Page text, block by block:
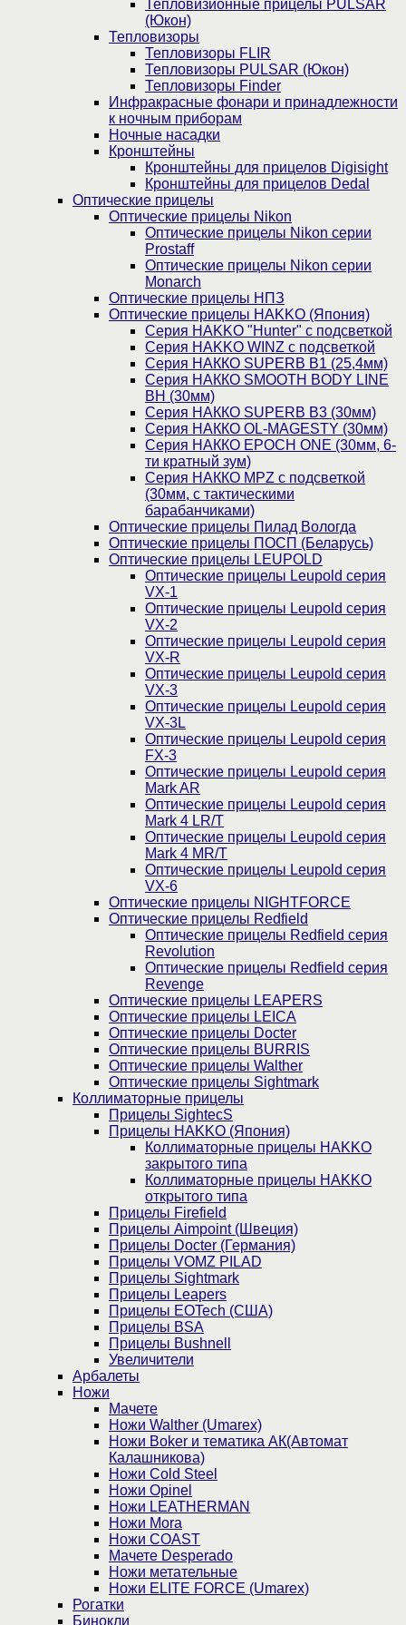
Тепловизионные прицелы PULSAR
(Юкон)
Тепловизоры
Тепловизоры FLIR
Тепловизоры PULSAR (Юкон)
Тепловизоры Finder
Инфракрасные фонари и принадлежности
к ночным приборам
Ночные насадки
Кронштейны
Кронштейны для прицелов Digisight
Кронштейны для прицелов Dedal
Оптические прицелы
Оптические прицелы Nikon
Оптические прицелы Nikon серии
Prostaff
Оптические прицелы Nikon серии
Monarch
Оптические прицелы НПЗ
Оптические прицелы HAKKO (Япония)
Cерия HAKKO "Hunter" с подсветкой
Серия НAKKO WINZ с подсветкой
Серия НАККО SUPERB B1 (25,4мм)
Серия НАККО SMOOTH BODY LINE
BH (30мм)
Серия НАККО SUPERB B3 (30мм)
Серия НАККО OL-MAGESTY (30мм)
Серия НАККО EPOCH ONE (30мм, 6-
ти кратный зум)
Серия НАККО MPZ с подсветкой
(30мм, c тактическими
барабанчиками)
Оптические прицелы Пилад Вологда
Оптические прицелы ПОСП (Беларусь)
Оптические прицелы LEUPOLD
Оптические прицелы Leupold серия
VX-1
Оптические прицелы Leupold серия
VX-2
Оптические прицелы Leupold серия
VX-R
Оптические прицелы Leupold серия
VX-3
Оптические прицелы Leupold серия
VX-3L
Оптические прицелы Leupold серия
FX-3
Оптические прицелы Leupold серия
Mark AR
Оптические прицелы Leupold серия
Mark 4 LR/T
Оптические прицелы Leupold серия
Mark 4 MR/T
Оптические прицелы Leupold серия
VX-6
Оптические прицелы NIGHTFORCE
Оптические прицелы Redfield
Оптические прицелы Redfield серия
Revolution
Оптические прицелы Redfield серия
Revenge
Оптические прицелы LEAPERS
Оптические прицелы LEICA
Оптические прицелы Docter
Оптические прицелы BURRIS
Оптические прицелы Walther
Оптические прицелы Sightmark
Коллиматорные прицелы
Прицелы SightecS
Прицелы HAKKO (Япония)
Коллиматорные прицелы HAKKO
закрытого типа
Коллиматорные прицелы HAKKO
открытого типа
Прицелы Firefield
Прицелы Aimpoint (Швеция)
Прицелы Docter (Германия)
Прицелы VOMZ PILAD
Прицелы Sightmark
Прицелы Leapers
Прицелы EOTech (США)
Прицелы BSA
Прицелы Bushnell
Увеличители
Арбалеты
Ножи
Мачете
Ножи Walther (Umarex)
Ножи Boker и тематика АК(Автомат
Калашникова)
Ножи Cold Steel
Ножи Opinel
Ножи LEATHERMAN
Ножи Mora
Ножи COAST
Мачете Desperado
Ножи метательные
Ножи ELITE FORCE (Umarex)
Рогатки
Бинокли